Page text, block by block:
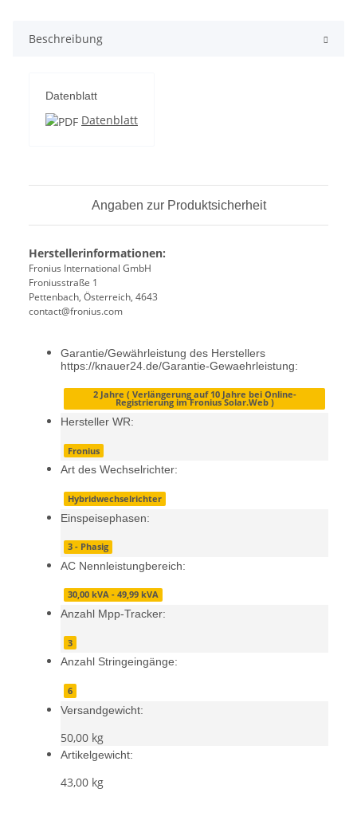
Beschreibung
Datenblatt
Datenblatt
Angaben zur Produktsicherheit
Herstellerinformationen:
Fronius International GmbH
Froniusstraße 1
Pettenbach, Österreich, 4643
contact@fronius.com
Garantie/Gewährleistung des Herstellers
https://knauer24.de/Garantie-Gewaehrleistung:
2 Jahre ( Verlängerung auf 10 Jahre bei Online-
Registrierung im Fronius Solar.Web )
Hersteller WR:
Fronius
Art des Wechselrichter:
Hybridwechselrichter
Einspeisephasen:
3 - Phasig
AC Nennleistungbereich:
30,00 kVA - 49,99 kVA
Anzahl Mpp-Tracker:
3
Anzahl Stringeingänge:
6
Versandgewicht:
50,00 kg
Artikelgewicht:
43,00 kg